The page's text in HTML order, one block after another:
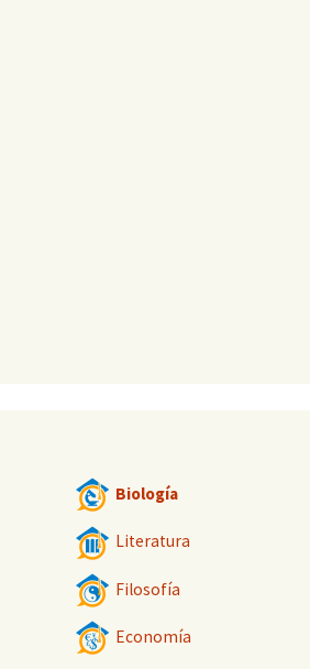
Biología
Literatura
Filosofía
Economía